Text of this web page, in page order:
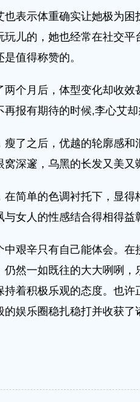
示体重确实让她极为困
儿的，她也经常在社交
值得称赞的。
月后，体型变化却收效
报有期待的时候,李心艾却
之后，优越的轮廓感和
深邃，乌黑的长发又美又
单的色调衬托下，显得
女人的性感结合得相得益
辛只有自己能体会。在
然一如既往的大大咧咧，
着积极乐观的态度。也
娱乐圈稳扎稳打并收获